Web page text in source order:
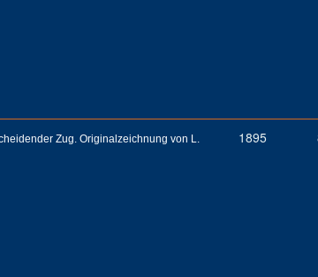
Zug. Originalzeichnung von L.
1895